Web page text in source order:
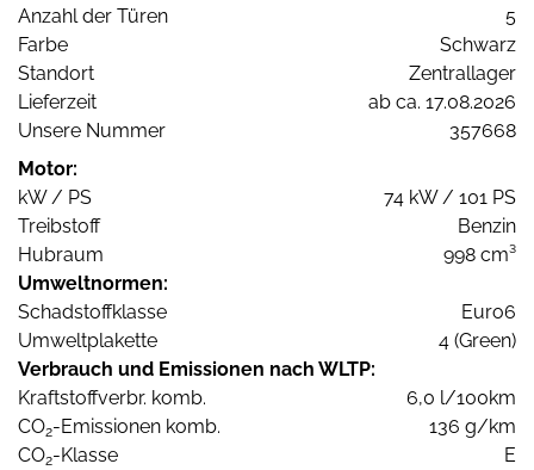
Anzahl der Türen
5
Farbe
Schwarz
Standort
Zentrallager
Lieferzeit
ab ca. 17.08.2026
Unsere Nummer
357668
Motor:
kW / PS
74 kW / 101 PS
Treibstoff
Benzin
Hubraum
998 cm³
Umweltnormen:
Schadstoffklasse
Euro6
Umweltplakette
4 (Green)
Verbrauch und Emissionen nach WLTP:
Kraftstoffverbr. komb.
6,0 l/100km
CO2-Emissionen komb.
136 g/km
CO2-Klasse E